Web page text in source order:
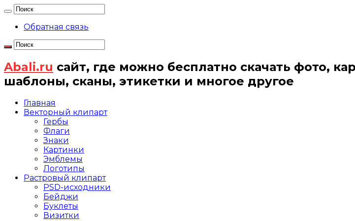
Обратная связь
Abali.ru сайт, где можно бесплатно скачать фото,
шаблоны, сканы, этикетки и многое другое
Главная
Векторный клипарт
Гербы
Флаги
Знаки
Картинки
Эмблемы
Логотипы
Растровый клипарт
PSD-исходники
Бейджи
Буклеты
Визитки